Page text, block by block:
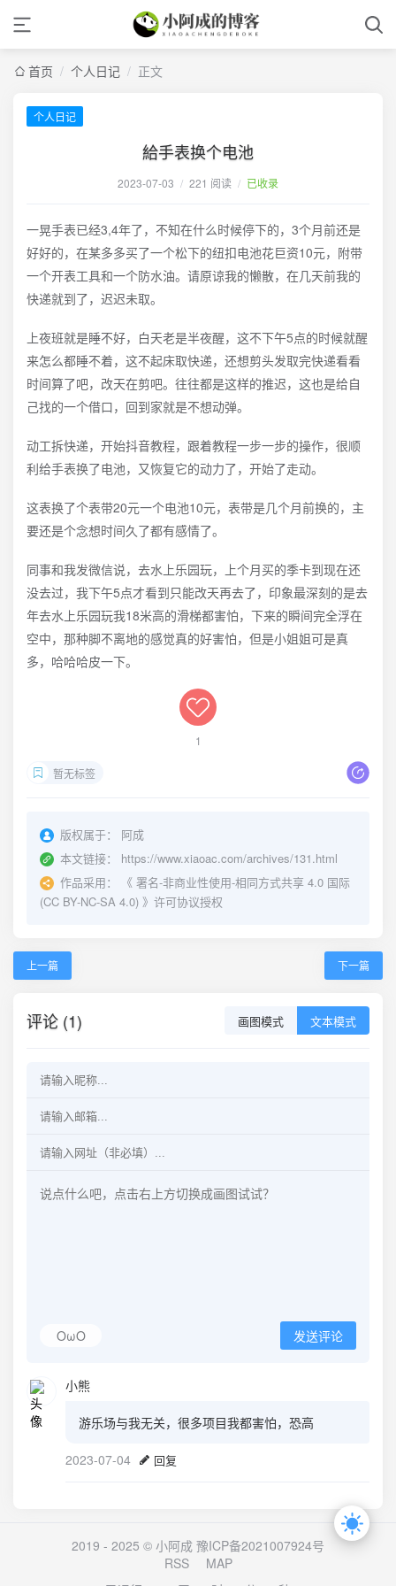
首页 / 个人日记 / 正文
个人日记
給手表换个电池
2023-07-03 / 221 阅读 / 已收录
一晃手表已经3,4年了，不知在什么时候停下的，3个月前还是
好好的，在某多多买了一个松下的纽扣电池花巨资10元，附带
一个开表工具和一个防水油。请原谅我的懒散，在几天前我的
快递就到了，迟迟未取。
上夜班就是睡不好，白天老是半夜醒，这不下午5点的时候就醒
来怎么都睡不着，这不起床取快递，还想剪头发取完快递看看
时间算了吧，改天在剪吧。往往都是这样的推迟，这也是给自
己找的一个借口，回到家就是不想动弹。
动工拆快递，开始抖音教程，跟着教程一步一步的操作，很顺
利给手表换了电池，又恢复它的动力了，开始了走动。
这表换了个表带20元一个电池10元，表带是几个月前换的，主
要还是个念想时间久了都有感情了。
同事和我发微信说，去水上乐园玩，上个月买的季卡到现在还
没去过，我下午5点才看到只能改天再去了，印象最深刻的是去
年去水上乐园玩我18米高的滑梯都害怕，下来的瞬间完全浮在
空中，那种脚不离地的感觉真的好害怕，但是小姐姐可是真
多，哈哈哈皮一下。
1
暂无标签
版权属于：
阿成
本文链接：
https://www.xiaoac.com/archives/131.html
作品采用：
《 署名-非商业性使用-相同方式共享 4.0 国际
(CC BY-NC-SA 4.0) 》许可协议授权
上一篇 下一篇
评论 (1) 画图模式 文本模式
OωO 发送评论
小熊
游乐场与我无关，很多项目我都害怕，恐高
2023-07-04 回复
2019 - 2025 © 小阿成 豫ICP备2021007924号
RSS
MAP